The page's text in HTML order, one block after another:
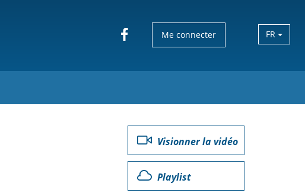
Me connecter FR
Visionner la vidéo
Playlist